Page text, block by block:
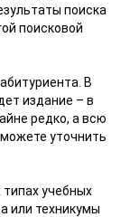
поиска
поисковой
В
издание – в
редко, а всю
уточнить
учебных
или техникумы